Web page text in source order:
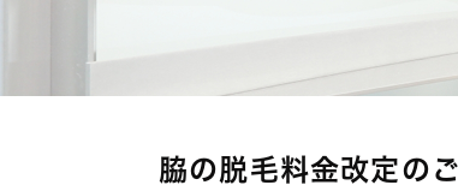
脇の脱毛料金改定の